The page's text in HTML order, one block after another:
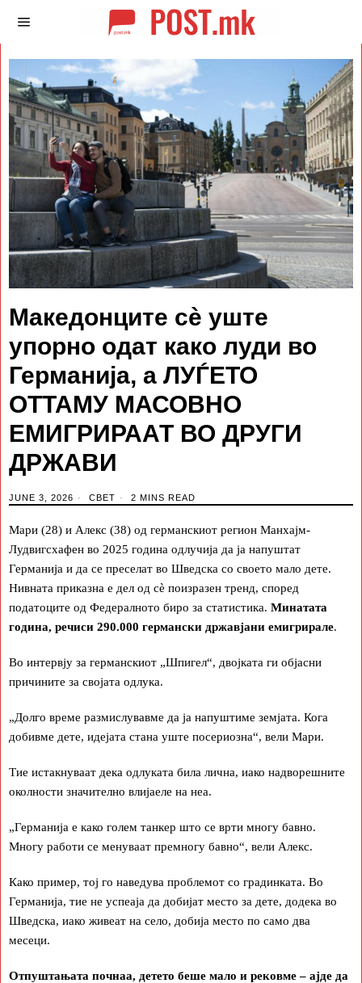
Македонците сè уште
упорно одат како луди во
Германија, а ЛУЃЕТО
ОТТАМУ МАСОВНО
ЕМИГРИРААТ ВО ДРУГИ
ДРЖАВИ
JUNE 3, 2026 СВЕТ 2 MINS READ
Мари (28) и Алекс (38) од германскиот регион Манхајм-
Лудвигсхафен во 2025 година одлучија да ја напуштат
Германија и да се преселат во Шведска со своето мало дете.
Нивната приказна е дел од сè поизразен тренд, според
податоците од Федералното биро за статистика. Минатата
година, речиси 290.000 германски државјани емигрирале.
Во интервју за германскиот „Шпигел“, двојката ги објасни
причините за својата одлука.
„Долго време размислувавме да ја напуштиме земјата. Кога
добивме дете, идејата стана уште посериозна“, вели Мари.
Тие истакнуваат дека одлуката била лична, иако надворешните
околности значително влијаеле на неа.
„Германија е како голем танкер што се врти многу бавно.
Многу работи се менуваат премногу бавно“, вели Алекс.
Како пример, тој го наведува проблемот со градинката. Во
Германија, тие не успеаја да добијат место за дете, додека во
Шведска, иако живеат на село, добија место по само два
месеци.
Отпуштањата почнаа, детето беше мало и рековме – ајде да